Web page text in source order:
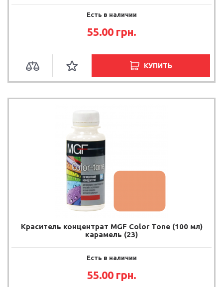
Есть в наличии
55.00 грн.
КУПИТЬ
Краситель концентрат MGF Color Tone (100 мл)
карамель (23)
Есть в наличии
55.00 грн.